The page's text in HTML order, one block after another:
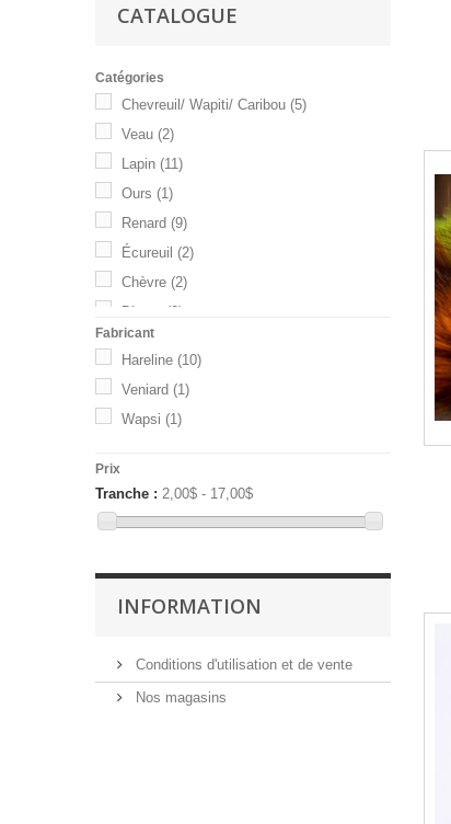
CATALOGUE
Catégories
Chevreuil/ Wapiti/ Caribou (5)
Veau (2)
Lapin (11)
Ours (1)
Renard (9)
Écureuil (2)
Chèvre (2)
Divers
(3)
Fabricant
Hareline (10)
Veniard (1)
Wapsi (1)
Prix
Tranche : 2,00$ - 17,00$
INFORMATION
Conditions d'utilisation et de vente
Nos magasins